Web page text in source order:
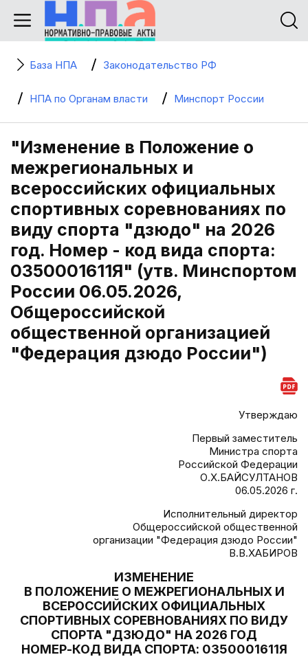
База НПА Законодательство РФ
НПА по Органам власти Минспорт России
"Изменение в Положение о
межрегиональных и
всероссийских официальных
спортивных соревнованиях по
виду спорта "дзюдо" на 2026
год. Номер - код вида спорта:
0350001611Я" (утв. Минспортом
России 06.05.2026,
Общероссийской
общественной организацией
"Федерация дзюдо России")
Утверждаю
Первый заместитель
Министра спорта
Российской Федерации
О.Х.БАЙСУЛТАНОВ
06.05.2026 г.
Исполнительный директор
Общероссийской общественной
организации "Федерация дзюдо России"
В.В.ХАБИРОВ
ИЗМЕНЕНИЕ
В ПОЛОЖЕНИЕ О МЕЖРЕГИОНАЛЬНЫХ И
ВСЕРОССИЙСКИХ ОФИЦИАЛЬНЫХ
СПОРТИВНЫХ СОРЕВНОВАНИЯХ ПО ВИДУ
СПОРТА "ДЗЮДО" НА 2026 ГОД
НОМЕР-КОД ВИДА СПОРТА: 0350001611Я